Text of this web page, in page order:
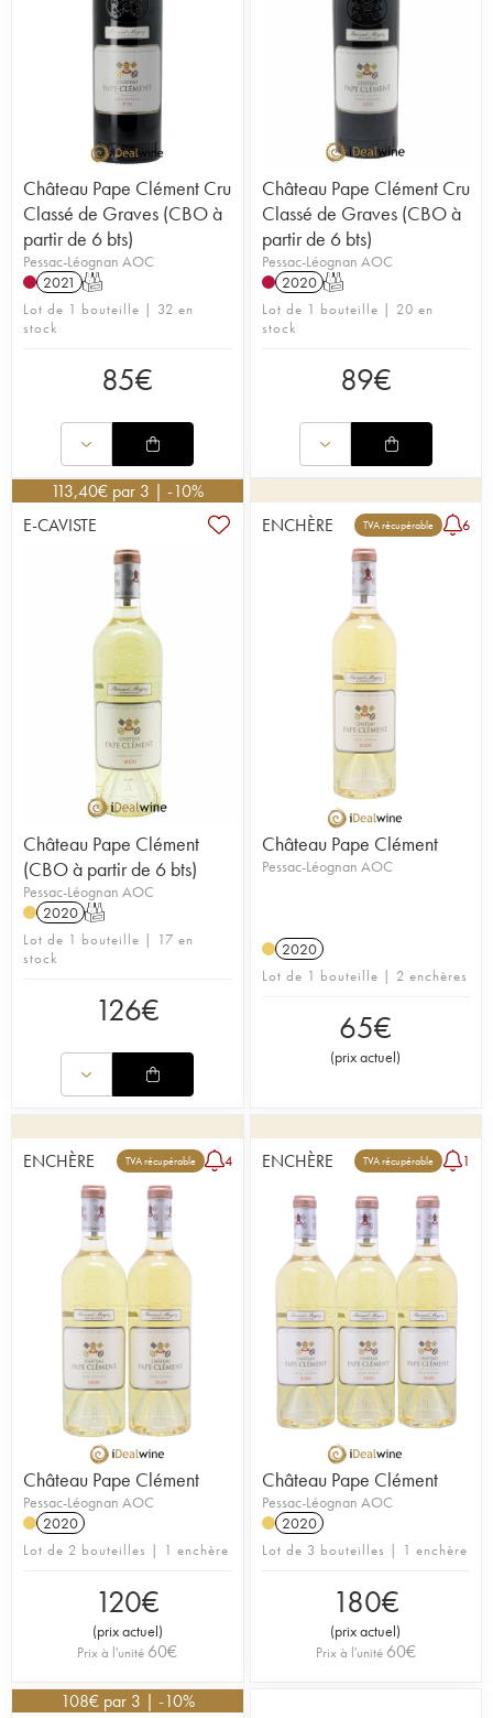
Château Pape Clément Cru
Classé de Graves (CBO à
partir de 6 bts)
Pessac-Léognan AOC
2021 T
Lot de 1 bouteille | 32 en
stock
85€
Château Pape Clément Cru
Classé de Graves (CBO à
partir de 6 bts)
Pessac-Léognan AOC
2020 T
Lot de 1 bouteille | 20 en
stock
89€
113,40€ par 3 | -10%
E-CAVISTE
Château Pape Clément
(CBO à partir de 6 bts)
Pessac-Léognan AOC
2020 T
Lot de 1 bouteille | 17 en
stock
126€
ENCHÈRE TVA récupérable 6
Château Pape Clément
Pessac-Léognan AOC
2020
Lot de 1 bouteille | 2 enchères
65€
(prix actuel)
ENCHÈRE TVA récupérable 4
Château Pape Clément
Pessac-Léognan AOC
2020
Lot de 2 bouteilles | 1 enchère
120€
(prix actuel)
Prix à l'unité 60€
ENCHÈRE TVA récupérable 1
Château Pape Clément
Pessac-Léognan AOC
2020
Lot de 3 bouteilles | 1 enchère
180€
(prix actuel)
Prix à l'unité 60€
108€ par 3 | -10%